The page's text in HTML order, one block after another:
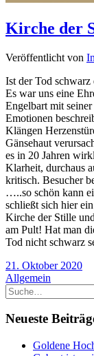
Kirche der
Veröffentlicht von
Ist der Tod schwarz
Es war uns eine
Engelbart mit
Emotionen
Klängen
Gänsehaut
es in 20 Jahren
Klarheit, durchaus
kritisch. Besucher
…..so schön kann
schließt sich hier
Kirche der Stille
am Pult! Hat man
Tod nicht schwarz
21. Oktober 2020
Allgemein
Suche
Neueste
Goldene